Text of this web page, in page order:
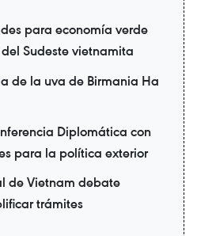
para economía verde
Sudeste vietnamita
de la uva de Birmania Ha
Diplomática con
para la política exterior
de Vietnam debate
trámites